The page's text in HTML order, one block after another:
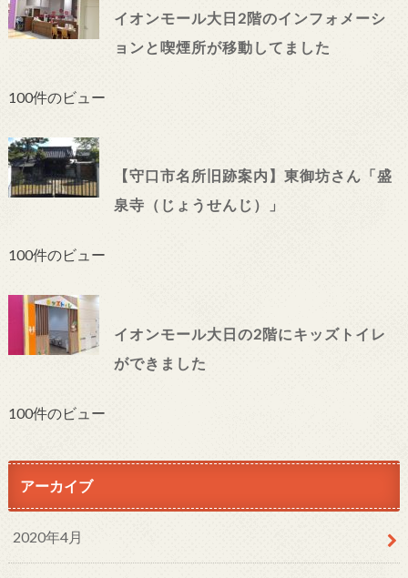
イオンモール大日2階のインフォメーシ
ョンと喫煙所が移動してました
100件のビュー
【守口市名所旧跡案内】東御坊さん「盛
泉寺（じょうせんじ）」
100件のビュー
イオンモール大日の2階にキッズトイレ
ができました
100件のビュー
アーカイブ
2020年4月